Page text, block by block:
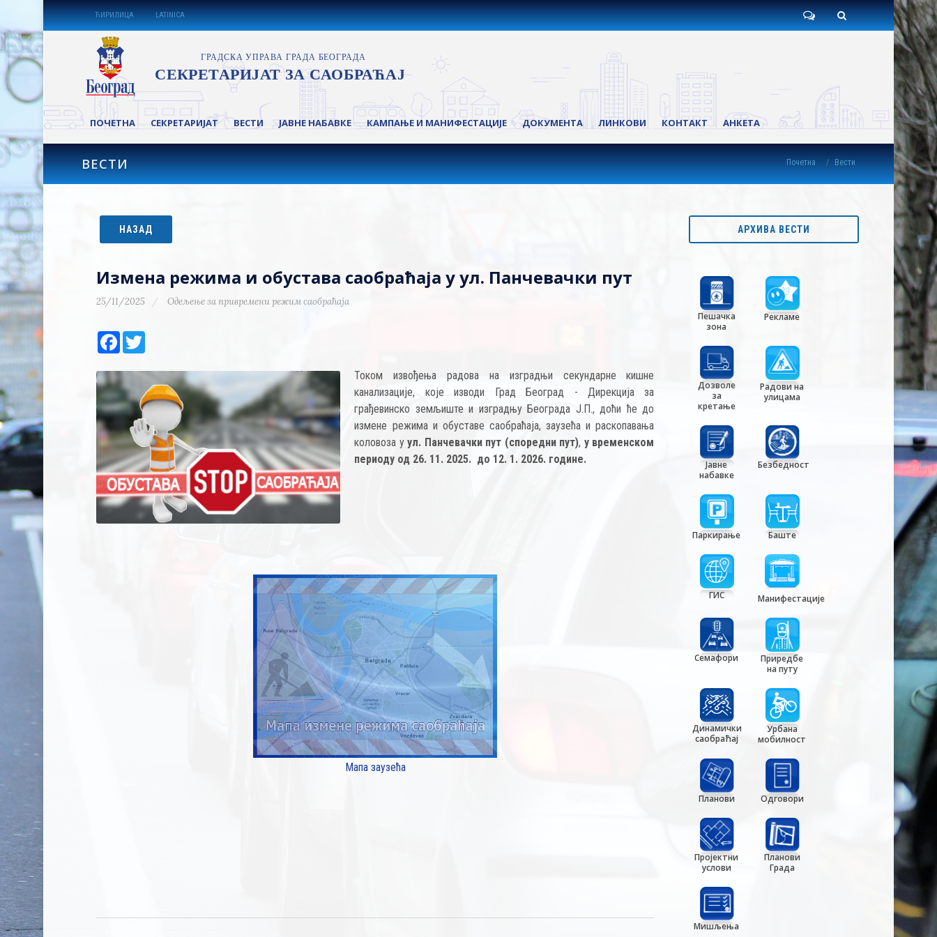
ЋИРИЛИЦА LATINICA
ПОЧЕТНА СЕКРЕТАРИЈАТ ВЕСТИ ЈАВНЕ НАБАВКЕ КАМПАЊЕ И МАНИФЕСТАЦИЈЕ ДОКУМЕНТА ЛИНКОВИ КОНТАКТ АНКЕТА
ВЕСТИ Почетна Вести
НАЗАД
Измена режима и обустава саобраћаја у ул. Панчевачки пут
25/11/2025 Одељење за привремени режим саобраћаја
Facebook
Током извођења радова на изградњи секундарне кишне
канализације, које изводи Град Београд - Дирекцијa за
грађевинско земљиште и изградњу Београда Ј.П., доћи ће до
измене режима и обуставе саобраћаја, заузећа и раскопавања
коловоза уул. Панчевачки пут (споредни пут), у временском
периоду од 26. 11. 2025. до 12. 1. 2026. године.
Мапа заузећа
АРХИВА ВЕСТИ
Пешачка
зона
Рекламе
Дозволе
за
кретање
Радови на
улицама
Јавне
набавке
Безбедност
Паркирање Баште
ГИС Манифестације
Семафори
Приредбе
на путу
Динамички
саобраћај
Урбана
мобилност
Планови Одговори
Пројектни
услови
Планови
Града
Мишљења